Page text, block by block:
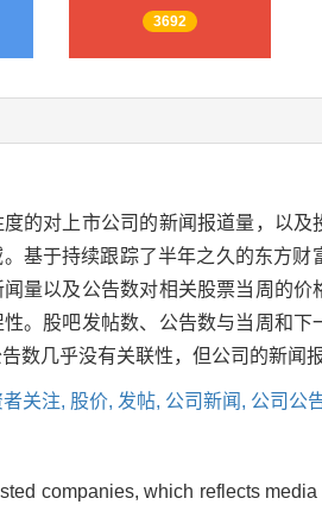
3692
的对上市公司的新闻报道量，以
基于持续跟踪了半年之久的东方
量以及公告数对相关股票当周的
。股吧发帖数、公告数与当周和
数几乎没有关联性，但公司的新闻
关注, 股价, 发帖, 公司新闻, 公司公
companies, which reflects